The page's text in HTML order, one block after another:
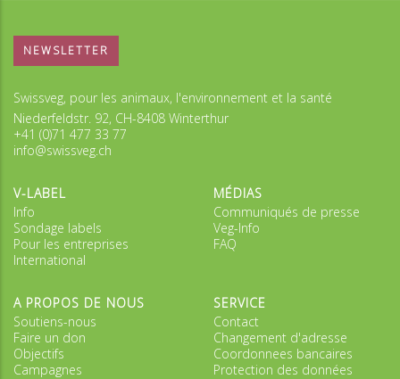
NEWSLETTER
Swissveg, pour les animaux, l'environnement et la santé
Niederfeldstr. 92, CH-8408 Winterthur
+41 (0)71 477 33 77
info@swissveg.ch
V-LABEL
Info
Sondage labels
Pour les entreprises
International
MÉDIAS
Communiqués de presse
Veg-Info
FAQ
A PROPOS DE NOUS
Soutiens-nous
Faire un don
Objectifs
Campagnes
SERVICE
Contact
Changement d'adresse
Coordonnees bancaires
Protection des données